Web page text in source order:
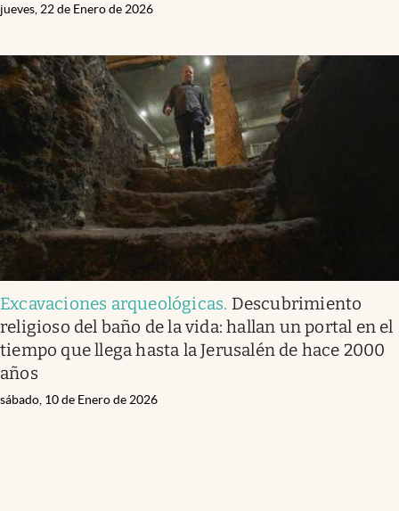
jueves, 22 de Enero de 2026
Excavaciones arqueológicas. Descubrimiento
religioso del baño de la vida: hallan un portal en el
tiempo que llega hasta la Jerusalén de hace 2000
años
sábado, 10 de Enero de 2026